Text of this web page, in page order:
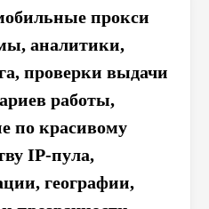
прокси
аналитики,
проверки выдачи
работы,
по красивому
IP-пула,
географии,